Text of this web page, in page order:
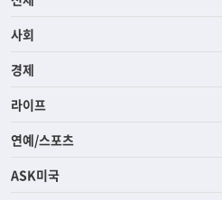
사회
경제
라이프
연예/스포츠
ASK미국